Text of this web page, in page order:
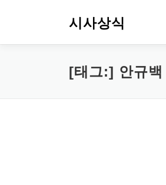
로
시사상식
[태그:] 안규백